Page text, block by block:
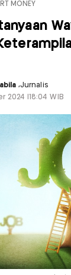
MONEY
,Jurnalis
2024 |18:04 WIB